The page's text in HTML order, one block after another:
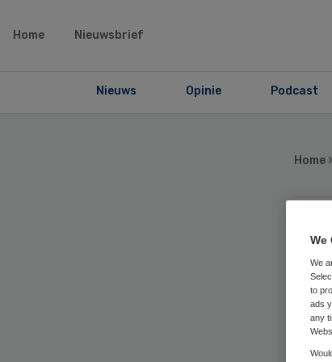
Home Nieuwsbrief
Nieuws Opinie Podcast
Home ›
We
We
to
ads
any